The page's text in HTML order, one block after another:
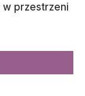
w przestrzeni